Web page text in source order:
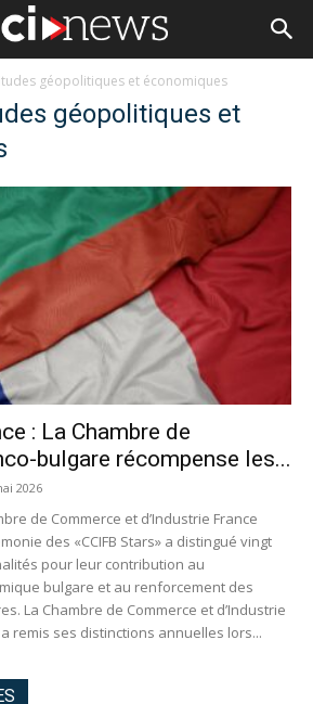
géopolitiques et économiques
géopolitiques et
: La Chambre de
bulgare récompense les...
2026
de Commerce et d’Industrie France
des «CCIFB Stars» a distingué vingt
pour leur contribution au
bulgare et au renforcement des
La Chambre de Commerce et d’Industrie
a remis ses distinctions annuelles lors...